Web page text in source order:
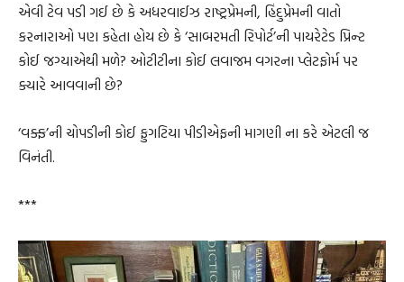
એવી ટેવ પડી ગઈ છે કે અધરવાઈઝ રાષ્ટ્રપ્રેમની, હિંદુપ્રેમની વાતો
કરનારાઓ પણ કહેતા હોય છે કે ‘સાબરમતી રિપોર્ટ’ની પાયરેટેડ પ્રિન્ટ
કોઈ જગ્યાએથી મળે? ઓટીટીના કોઈ લવાજમ વગરના પ્લેટફોર્મ પર
ક્યારે આવવાની છે?
‘વક્ફ’ની ચોપડીની કોઈ ફુગટિયા પીડીએફની માગણી ના કરે એટલી જ
વિનંતી.
***